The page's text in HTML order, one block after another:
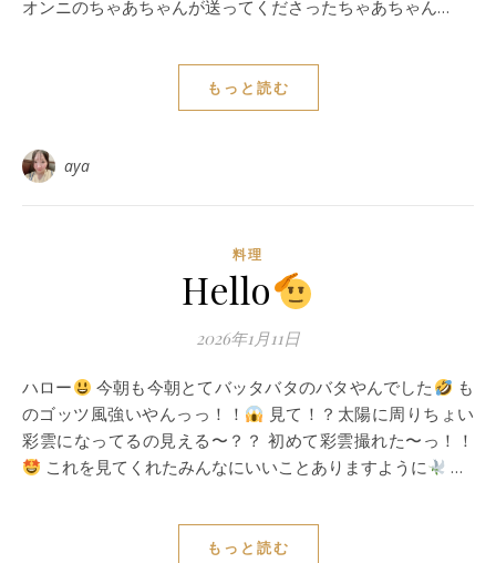
オンニのちゃあちゃんが送ってくださったちゃあちゃん…
もっと読む
aya
料理
Hello
2026年1月11日
ハロー 今朝も今朝とてバッタバタのバタやんでした
も
のゴッツ風強いやんっっ！！
見て！？太陽に周りちょい
彩雲になってるの見える〜？？ 初めて彩雲撮れた〜っ！！
これを見てくれたみんなにいいことありますように
…
もっと読む